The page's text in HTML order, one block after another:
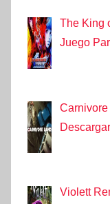
The King
Juego
Violett